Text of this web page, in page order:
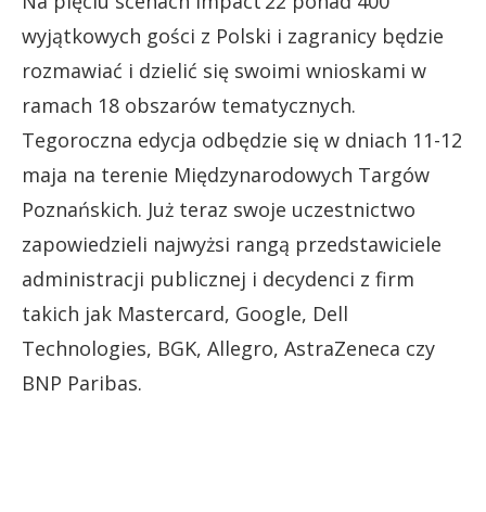
wyjątkowych gości z Polski i zagranicy będzie
rozmawiać i dzielić się swoimi wnioskami w
ramach 18 obszarów tematycznych.
Tegoroczna edycja odbędzie się w dniach 11-12
maja na terenie Międzynarodowych Targów
Poznańskich. Już teraz swoje uczestnictwo
zapowiedzieli najwyżsi rangą przedstawiciele
administracji publicznej i decydenci z firm
takich jak Mastercard, Google, Dell
Technologies, BGK, Allegro, AstraZeneca czy
BNP Paribas.